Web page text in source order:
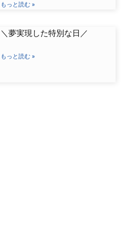
もっと読む »
＼夢実現した特別な日／
もっと読む »